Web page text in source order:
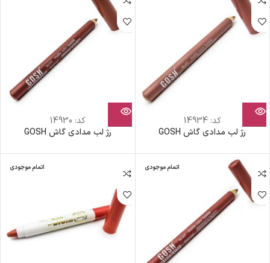
کد:14934
رژ لب مدادی گاش GOSH
کد: 14930
رژ لب مدادی گاش GOSH
اتمام موجودی اتمام موجودی